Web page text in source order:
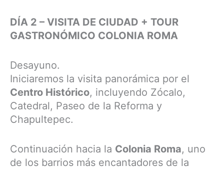
DÍA 2 – VISITA DE CIUDAD + TOUR
GASTRONÓMICO COLONIA ROMA
Desayuno.
Iniciaremos la visita panorámica por el
Centro Histórico, incluyendo Zócalo,
Catedral, Paseo de la Reforma y
Chapultepec.
Continuación hacia la Colonia Roma, uno
de los barrios más encantadores de la